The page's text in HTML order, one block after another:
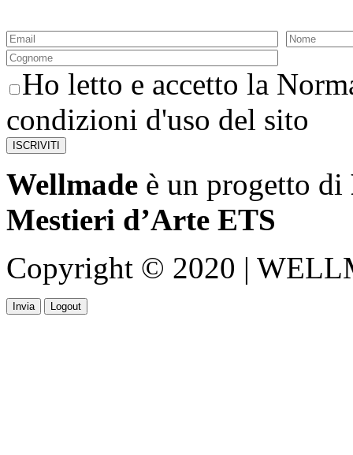
Ho letto e accetto la
condizioni d'uso del sito
Wellmade è un progetto di
Mestieri d’Arte ETS
Copyright © 2020 |
Invia Logout